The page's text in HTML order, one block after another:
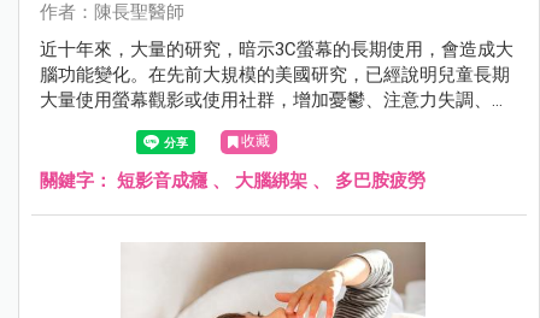
作者：陳長聖醫師
近十年來，大量的研究，暗示3C螢幕的長期使用，會造成大
腦功能變化。在先前大規模的美國研究，已經說明兒童長期
大量使用螢幕觀影或使用社群，增加憂鬱、注意力失調、暴
力行為之風險。
收藏
關鍵字： 短影音成癮 、 大腦綁架 、 多巴胺疲勞